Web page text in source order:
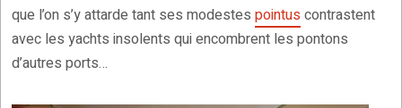
que l’on s’y attarde tant ses modestes pointuscontrastent
avec les yachts insolents qui encombrent les pontons
d’autres ports…